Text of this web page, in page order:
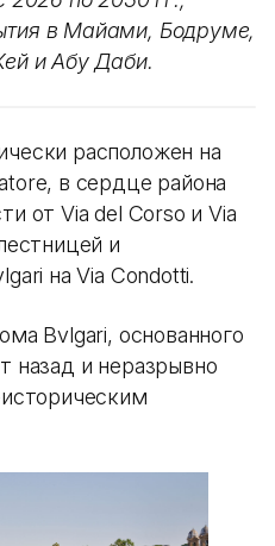
в Майами, Бодруме,
и Абу Даби.
расположен на
в сердце района
от Via del Corso и Via
и
на Via Condotti.
Bvlgari, основанного
назад и неразрывно